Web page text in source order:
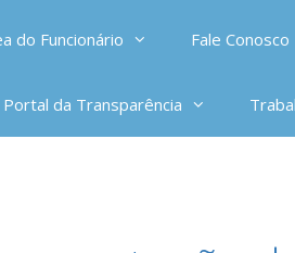
do Funcionário Fale Conosco
Portal da Transparência